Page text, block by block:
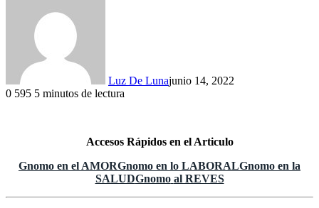
Luz De Lunajunio 14, 2022
0 595 5 minutos de lectura
Accesos Rápidos en el Articulo
Gnomo en el AMORGnomo en lo LABORALGnomo en la
SALUDGnomo al REVES